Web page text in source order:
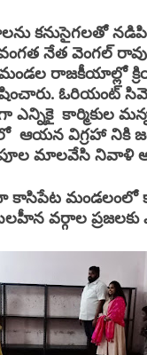
కనుసైగలతో నడిపి
నేత వెంగల్
రాజకీయాల్లో
ఓరియంట్
ఎన్నికై కార్మికుల
విగ్రహా నికి
పూల మాలవేసి నివాళి
కాసిపేట
వర్గాల